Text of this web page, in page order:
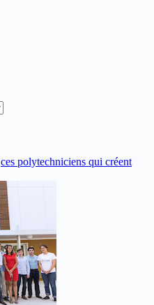
ces polytechniciens qui créent